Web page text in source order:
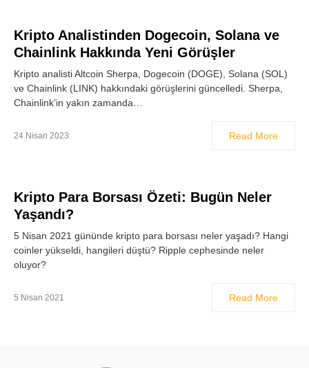
Kripto Analistinden Dogecoin, Solana ve
Chainlink Hakkında Yeni Görüşler
Kripto analisti Altcoin Sherpa, Dogecoin (DOGE), Solana (SOL)
ve Chainlink (LINK) hakkındaki görüşlerini güncelledi. Sherpa,
Chainlink’in yakın zamanda…
24 Nisan 2023 Read More
Kripto Para Borsası Özeti: Bugün Neler
Yaşandı?
5 Nisan 2021 gününde kripto para borsası neler yaşadı? Hangi
coinler yükseldi, hangileri düştü? Ripple cephesinde neler
oluyor?
5 Nisan 2021 Read More